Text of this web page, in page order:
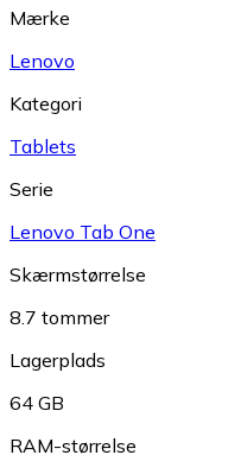
Mærke
Lenovo
Kategori
Tablets
Serie
Lenovo Tab One
Skærmstørrelse
8.7 tommer
Lagerplads
64 GB
RAM-størrelse